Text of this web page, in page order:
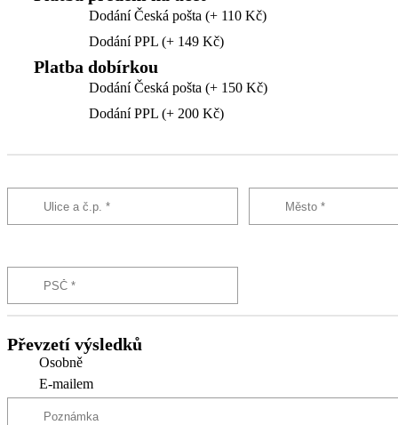
Dodání Česká pošta (+ 110 Kč)
Dodání PPL (+ 149 Kč)
Platba dobírkou
Dodání Česká pošta (+ 150 Kč)
Dodání PPL (+ 200 Kč)
Převzetí výsledků
Osobně
E-mailem